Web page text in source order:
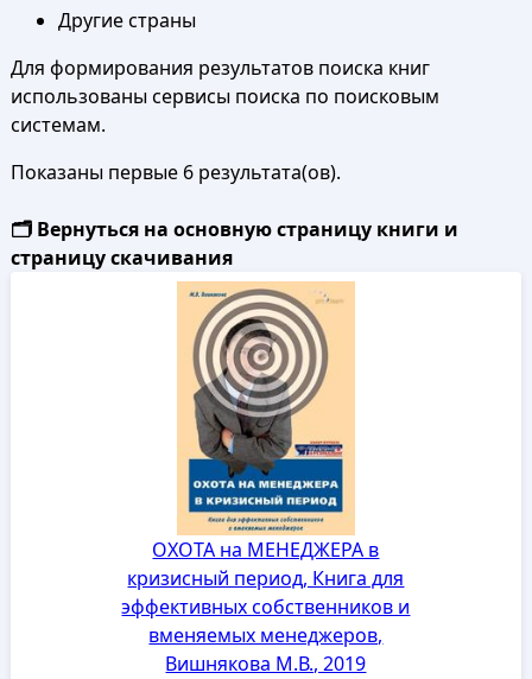
Другие страны
Для формирования результатов поиска книг
использованы сервисы поиска по поисковым
системам.
Показаны первые 6 результата(ов).
🗂️ Вернуться на основную страницу книги и
страницу скачивания
ОХОТА на МЕНЕДЖЕРА в
кризисный период, Книга для
эффективных собственников и
вменяемых менеджеров,
Вишнякова М.В., 2019